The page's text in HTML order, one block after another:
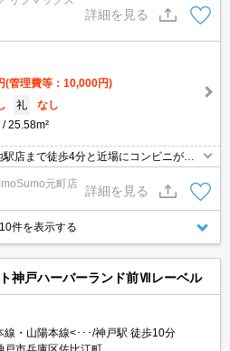
イン契約等弊社に一度も来店せずとも
ットに掲載されている物件も全てご紹介
物件は全て申し付けください★
詳細を見る
(管理費等：10,000円)
礼
なし
25.58m²
店まで徒歩4分と近場にコンビニがあ
元町店
詳細を見る
件を表示する
神戸ハーバーランド前Ⅶレーベル
線・山陽本線<･･･/神戸駅 徒歩10分